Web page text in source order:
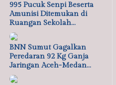
995 Pucuk Senpi Beserta
Amunisi Ditemukan di
Ruangan Sekolah…
BNN Sumut Gagalkan
Peredaran 92 Kg Ganja
Jaringan Aceh-Medan…